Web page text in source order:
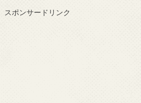
スポンサードリンク